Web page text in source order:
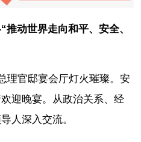
动世界走向和平、安全、
理官邸宴会厅灯火璀璨。安
迎晚宴。从政治关系、经
人深入交流。